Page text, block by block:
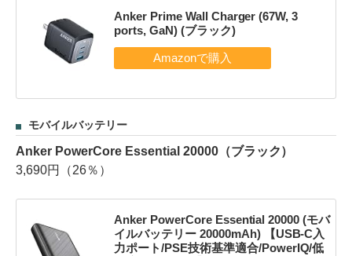
Anker Prime Wall Charger (67W, 3
ports, GaN) (ブラック)
モバイルバッテリー
Anker PowerCore Essential 20000（ブラック）
3,690円（26％）
Anker PowerCore Essential 20000 (モバ
イルバッテリー 20000mAh) 【USB-C入
力ポート/PSE技術基準適合/PowerIQ/低